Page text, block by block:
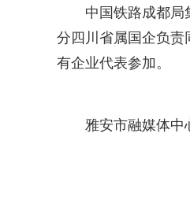
中国铁路成都局
分四川省属国企负责
有企业代表参加。
雅安市融媒体中